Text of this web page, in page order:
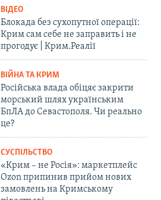
ВІДЕО
Блокада без сухопутної операції:
Крим сам себе не заправить і не
прогодує | Крим.Реалії
ВІЙНА ТА КРИМ
Російська влада обіцяє закрити
морський шлях українським
БпЛА до Севастополя. Чи реально
це?
СУСПІЛЬСТВО
«Крим – не Росія»: маркетплейс
Ozon припинив прийом нових
замовлень на Кримському